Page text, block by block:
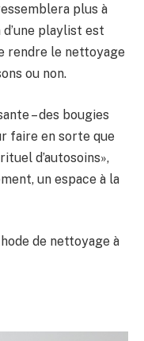
plus à
playlist est
rendre le nettoyage
ou non.
– des bougies
faire en sorte que
d’autosoins»,
un espace à la
de nettoyage à